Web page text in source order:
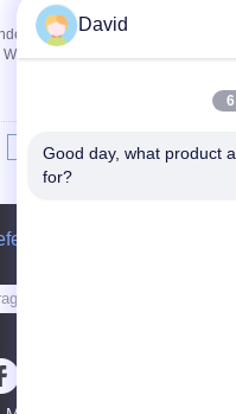
Woven Brake Lining
Rate(Cm3/N.m) 100°C 0.40-
9 10 >> >|
David
Good day, what product
for?